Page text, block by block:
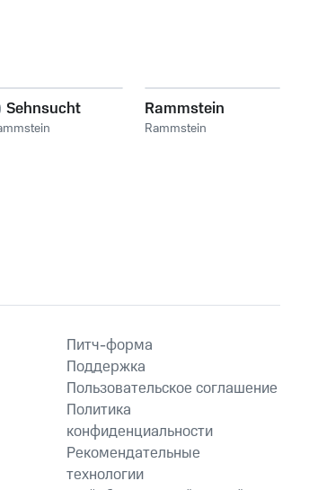
Sehnsucht Rammstein
Rammstein
Питч-форма
Поддержка
Пользовательское соглашение
Политика
конфиденциальности
Рекомендательные
технологии